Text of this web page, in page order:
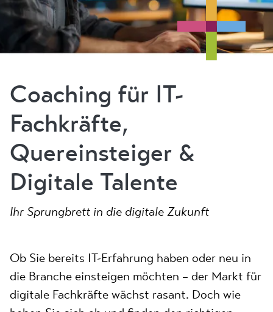
Coaching für IT-
Fachkräfte,
Quereinsteiger &
Digitale Talente
Ihr Sprungbrett in die digitale Zukunft
Ob Sie bereits IT-Erfahrung haben oder neu in
die Branche einsteigen möchten – der Markt für
digitale Fachkräfte wächst rasant. Doch wie